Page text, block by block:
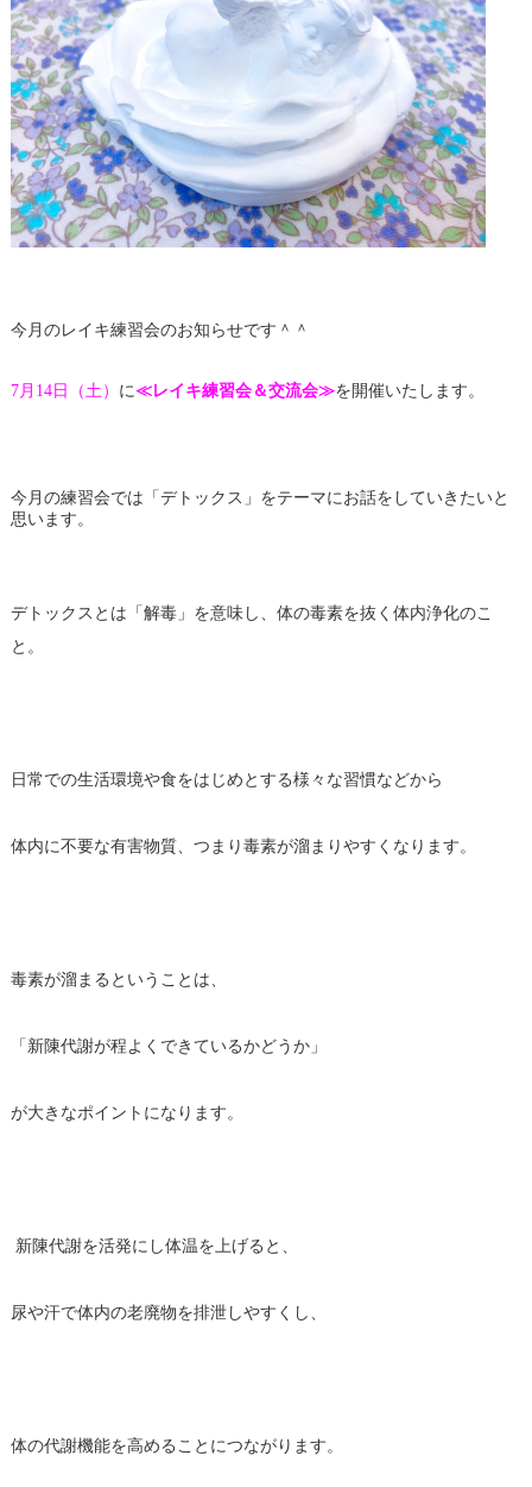
今月のレイキ練習会のお知らせです＾＾
7月14日（土） に≪レイキ練習会＆交流会≫を開催いたします。
今月の練習会では「デトックス」をテーマにお話をしていきたいと
思います。
デトックスとは「解毒」を意味し、体の毒素を抜く体内浄化のこ
と。
日常での生活環境や食をはじめとする様々な習慣などから
体内に不要な有害物質、つまり毒素が溜まりやすくなります。
毒素が溜まるということは、
「新陳代謝が程よくできているかどうか」
が大きなポイントになります。
新陳代謝を活発にし体温を上げると、
尿や汗で体内の老廃物を排泄しやすくし、
体の代謝機能を高めることにつながります。